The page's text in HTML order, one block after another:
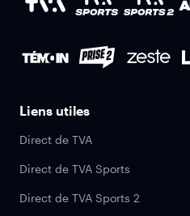
Liens utiles
Direct de TVA
Direct de TVA Sports
Direct de TVA Sports 2